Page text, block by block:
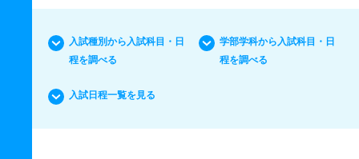
入試種別から入試科目・日
程を調べる
学部学科から入試科目・日
程を調べる
入試日程一覧を見る